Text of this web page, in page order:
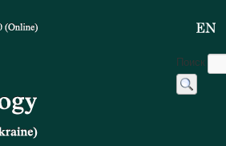
Поиск